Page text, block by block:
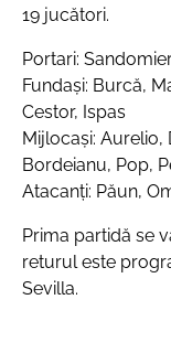
19 jucători.
Portari:
Fundași: Burcă,
Cestor, Ispas
Mijlocași: Aurelio,
Bordeianu, Pop,
Atacanți: Păun,
Prima partidă se
returul este
Sevilla.